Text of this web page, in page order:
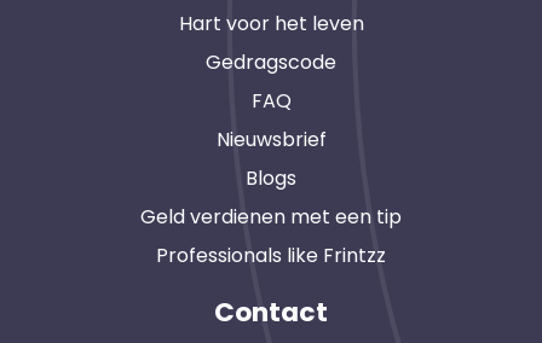
Hart voor het leven
Gedragscode
FAQ
Nieuwsbrief
Blogs
Geld verdienen met een tip
Professionals like Frintzz
Contact